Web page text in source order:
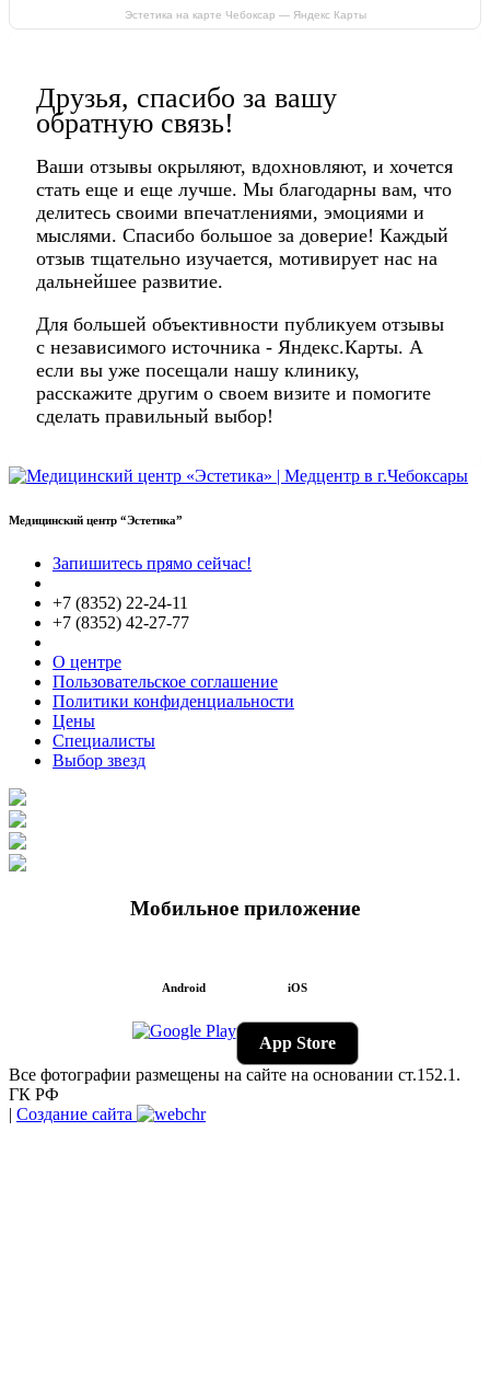
Эстетика на карте Чебоксар — Яндекс Карты
Друзья, спасибо за вашу
обратную связь!
Ваши отзывы окрыляют, вдохновляют, и хочется
стать еще и еще лучше. Мы благодарны вам, что
делитесь своими впечатлениями, эмоциями и
мыслями. Спасибо большое за доверие! Каждый
отзыв тщательно изучается, мотивирует нас на
дальнейшее развитие.
Для большей объективности публикуем отзывы
с независимого источника - Яндекс.Карты. А
если вы уже посещали нашу клинику,
расскажите другим о своем визите и помогите
сделать правильный выбор!
Медицинский центр “Эстетика”
Запишитесь прямо сейчас!
+7 (8352) 22-24-11
+7 (8352) 42-27-77
О центре
Пользовательское соглашение
Политики конфиденциальности
Цены
Специалисты
Выбор звезд
Мобильное приложение
Android iOS
App Store
Все фотографии размещены на сайте на основании ст.152.1.
ГК РФ
| Создание сайта